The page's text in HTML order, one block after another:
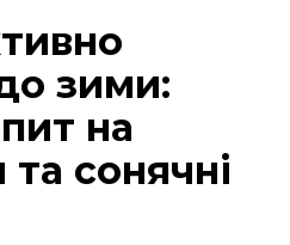
зими:
на
сонячні